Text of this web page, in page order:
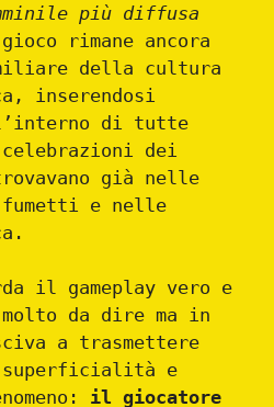
più diffusa
rimane ancora
della cultura
inserendosi
di tutte
dei
già nelle
e nelle
il gameplay vero e
da dire ma in
a trasmettere
superficialità e
il giocatore